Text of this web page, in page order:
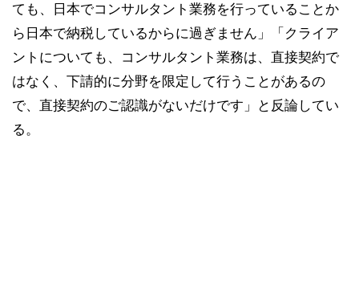
ても、日本でコンサルタント業務を行っていることか
ら日本で納税しているからに過ぎません」「クライア
ントについても、コンサルタント業務は、直接契約で
はなく、下請的に分野を限定して行うことがあるの
で、直接契約のご認識がないだけです」と反論してい
る。